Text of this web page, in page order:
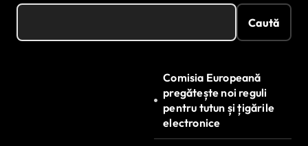
Caută
Comisia Europeană
pregătește noi reguli
pentru tutun și țigările
electronice